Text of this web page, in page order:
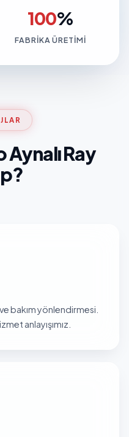
100%
FABRIKA ÜRETIMI
Ray
bakım yönlendirmesi.
anlayışımız.